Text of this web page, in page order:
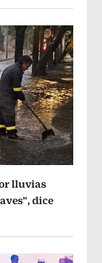
lluvias
dice